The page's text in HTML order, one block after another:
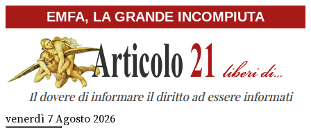
to
content
EMFA, LA GRANDE INCOMPIUTA
venerdì 7 Agosto 2026